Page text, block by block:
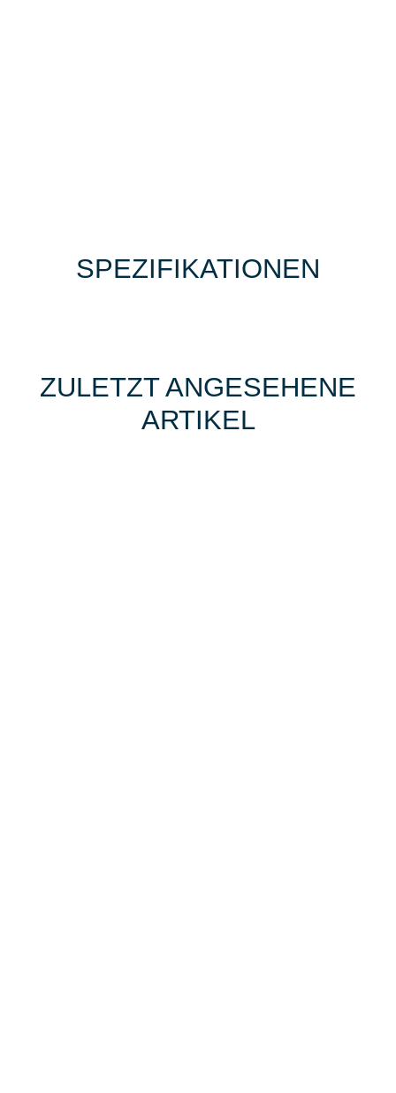
SPEZIFIKATIONEN
ZULETZT ANGESEHENE
ARTIKEL